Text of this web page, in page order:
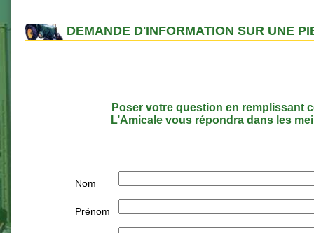
DEMANDE D'INFORMATION SUR UNE
Poser votre question en remplissant
L’Amicale vous répondra dans les
Nom
Prénom